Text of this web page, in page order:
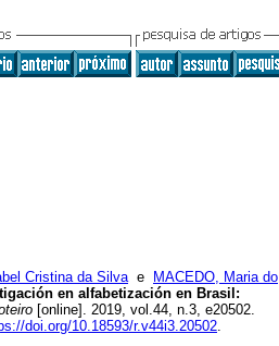
Cristina da Silvae
MACEDO, Maria do
en alfabetización en Brasil:
[online]. 2019, vol.44, n.3, e20502.
doi.org/10.18593/r.v44i3.20502.